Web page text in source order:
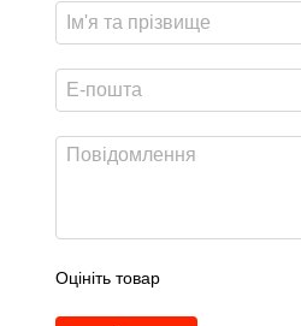
Оцініть товар